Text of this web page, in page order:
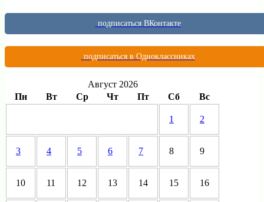
подписаться ВКонтакте
подписаться в Одноклассниках
Август 2026
Пн
Вт Ср Чт Пт Сб Вс
1 2
3 4 5 6 7 8 9
10 11 12 13 14 15 16